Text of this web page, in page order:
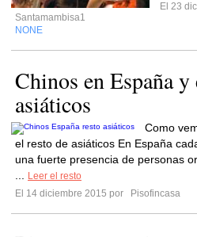
El 23
Santamambisa1
NONE
Chinos en España y
asiáticos
Como
el resto de asiáticos En España
una fuerte presencia de personas
Leer el resto
El 14 diciembre 2015 por
Pisofincasa